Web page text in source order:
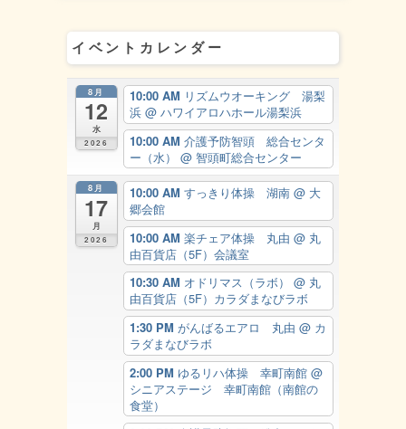
イベントカレンダー
8月
12
水
2026
10:00 AM リズムウオーキング 湯梨
浜 @ ハワイアロハホール湯梨浜
10:00 AM 介護予防智頭 総合センタ
ー（水） @ 智頭町総合センター
8月
17
月
2026
10:00 AM すっきり体操 湖南 @ 大
郷会館
10:00 AM 楽チェア体操 丸由 @ 丸
由百貨店（5F）会議室
10:30 AM オドリマス（ラボ） @ 丸
由百貨店（5F）カラダまなびラボ
1:30 PM がんばるエアロ 丸由 @ カ
ラダまなびラボ
2:00 PM ゆるリハ体操 幸町南館 @
シニアステージ 幸町南館（南館の
食堂）